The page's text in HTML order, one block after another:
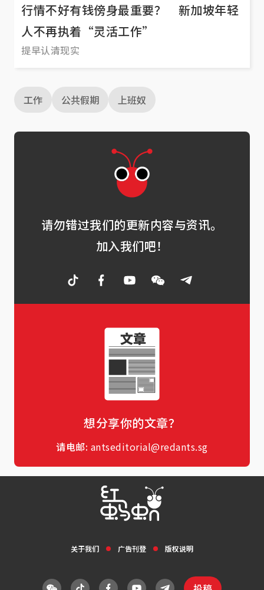
行情不好有钱傍身最重要？ 新加坡年轻
人不再执着“灵活工作”
提早认清现实
工作 公共假期 上班奴
请勿错过我们的更新内容与资讯。
加入我们吧！
想分享你的文章？
请电邮: antseditorial@redants.sg
关于我们 广告刊登 版权说明